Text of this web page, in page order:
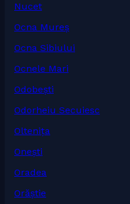
Nucet
Ocna Mureș
Ocna Sibiului
Ocnele Mari
Odobești
Odorheiu Secuiesc
Oltenița
Onești
Oradea
Orăștie